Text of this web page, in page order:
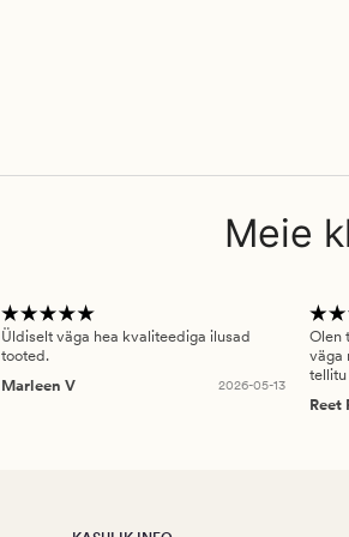
Meie
Üldiselt väga hea kvaliteediga ilusad
tooted.
Marleen V
2026-05-13
Olen
väga
tellitu
Reet